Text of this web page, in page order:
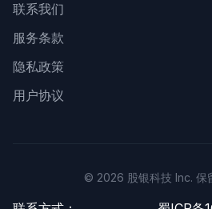
联系我们
服务条款
隐私政策
用户协议
© 2026 股银科技 Inc. 保